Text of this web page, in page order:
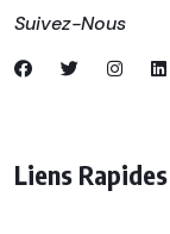
Suivez-Nous
Liens Rapides